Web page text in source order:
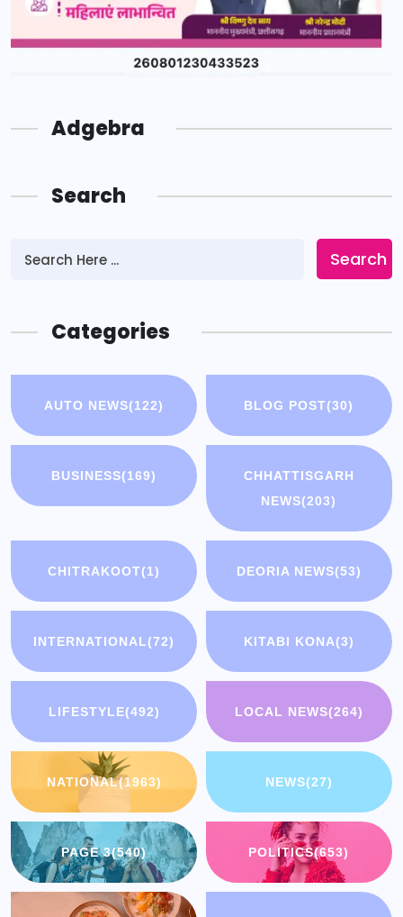
Adgebra
Search
Search
Categories
AUTO NEWS(122) BLOG POST(30)
BUSINESS(169)
CHHATTISGARH
NEWS(203)
CHITRAKOOT(1) DEORIA NEWS(53)
INTERNATIONAL(72) KITABI KONA(3)
LIFESTYLE(492) LOCAL NEWS(264)
NATIONAL(1963) NEWS(27)
PAGE 3(540) POLITICS(653)